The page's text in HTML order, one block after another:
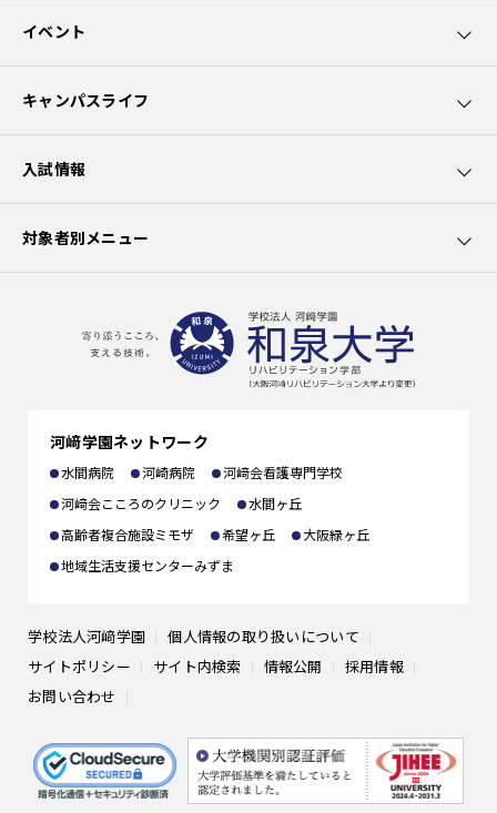
和泉大学5つのポイント
イベント
オープンキャンパス
キャンパスライフ
学生サポート
施設の利用
入試情報
募集要項
選抜試験一覧
対象者別メニュー
卒業生の方へ
企業の方へ
河﨑学園ネットワーク
水間病院 河崎病院
河﨑会看護専門学校
河﨑会こころのクリニック
水間ヶ丘
高齢者複合施設ミモザ
希望ヶ丘
大阪緑ヶ丘
地域生活支援センターみずま
学校法人河﨑学園
個人情報の取り扱いについて
サイトポリシー
サイト内検索 情報公開
採用情報
お問い合わせ